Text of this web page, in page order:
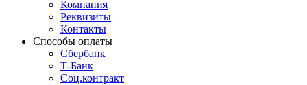
Компания
Реквизиты
Контакты
Cпособы оплаты
Сбербанк
Т-Банк
Соц.контракт